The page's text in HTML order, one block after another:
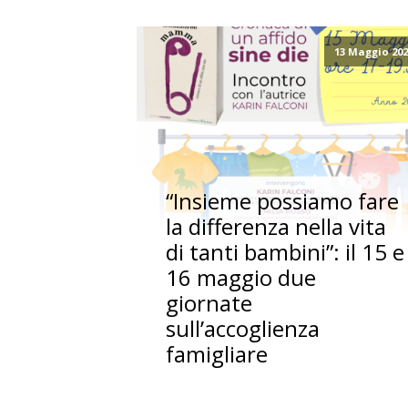
13 Maggio
“Insieme possiamo fare
la differenza nella vita
di tanti bambini”: il 15 e
16 maggio due
giornate
sull’accoglienza
famigliare